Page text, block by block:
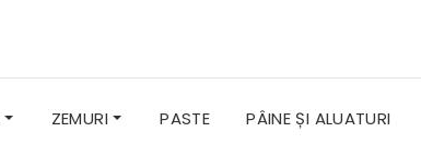
ZEMURI PASTE PÂINE ȘI ALUATURI